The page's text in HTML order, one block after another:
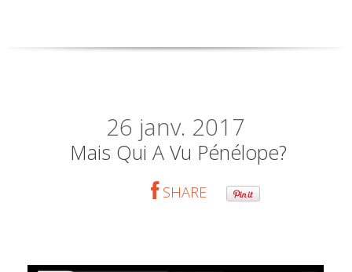
26 janv. 2017
Mais Qui A Vu Pénélope?
SHARE